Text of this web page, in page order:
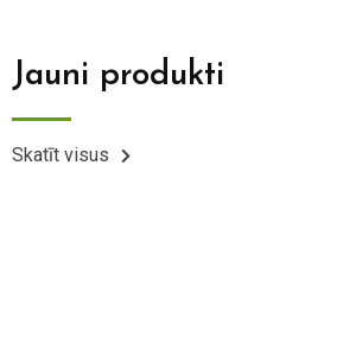
Jauni produkti
Skatīt visus